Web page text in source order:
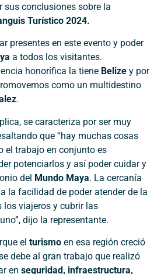
sus conclusiones sobre la
Turístico 2024.
presentes en este evento y poder
a todos los visitantes.
honorífica la tiene Belize y por
como un multidestino
.
se caracteriza por ser muy
que “hay muchas cosas
el trabajo en conjunto es
potenciarlos y así poder cuidar y
del Mundo Maya. La cercanía
la facilidad de poder atender de la
los viajeros y cubrir las
dijo la representante.
el turismo en esa región creció
debe al gran trabajo que realizó
en seguridad, infraestructura,